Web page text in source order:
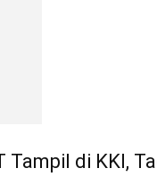
Tampil di KKI,